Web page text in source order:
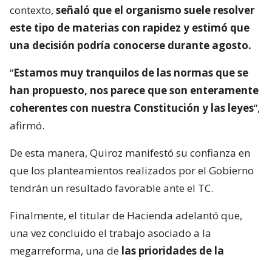
contexto, señaló que el organismo suele resolver
este tipo de materias con rapidez y estimó que
una decisión podría conocerse durante agosto.
“Estamos muy tranquilos de las normas que se
han propuesto, nos parece que son enteramente
coherentes con nuestra Constitución y las leyes“,
afirmó.
De esta manera, Quiroz manifestó su confianza en
que los planteamientos realizados por el Gobierno
tendrán un resultado favorable ante el TC.
Finalmente, el titular de Hacienda adelantó que,
una vez concluido el trabajo asociado a la
megarreforma, una de las prioridades de la